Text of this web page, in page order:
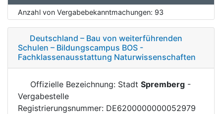
Anzahl von Vergabebekanntmachungen: 93
Deutschland – Bau von weiterführenden
Schulen – Bildungscampus BOS -
Fachklassenausstattung Naturwissenschaften
Offizielle Bezeichnung: Stadt Spremberg -
Vergabestelle
Registrierungsnummer: DE6200000000052979